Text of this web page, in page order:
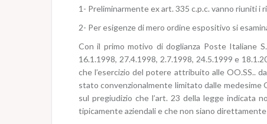
1- Preliminarmente ex art. 335 c.p.c. vanno riuniti
2- Per esigenze di mero ordine espositivo si
Con il primo motivo di doglianza Poste Italiane
16.1.1998, 27.4.1998, 2.7.1998, 24.5.1999 e
che l’esercizio del potere attribuito alle OO.SS..
stato convenzionalmente limitato dalle medesime
sul pregiudizio che l’art. 23 della legge indicata
tipicamente aziendali e che non siano